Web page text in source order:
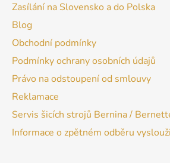
Zasílání na Slovensko a do Polska
Blog
Obchodní podmínky
Podmínky ochrany osobních údajů
Právo na odstoupení od smlouvy
Reklamace
Servis šicích strojů Bernina /
Informace o zpětném odběru